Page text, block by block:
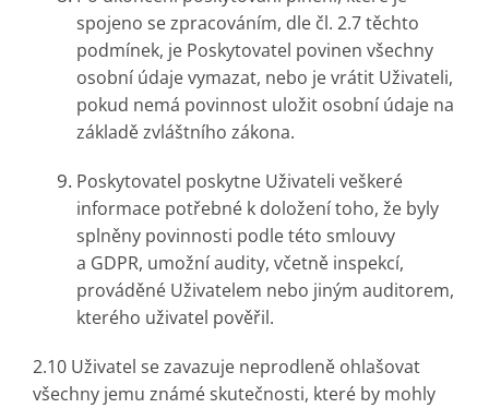
spojeno se zpracováním, dle čl. 2.7 těchto
podmínek, je Poskytovatel povinen všechny
osobní údaje vymazat, nebo je vrátit Uživateli,
pokud nemá povinnost uložit osobní údaje na
základě zvláštního zákona.
Poskytovatel poskytne Uživateli veškeré
informace potřebné k doložení toho, že byly
splněny povinnosti podle této smlouvy
a GDPR, umožní audity, včetně inspekcí,
prováděné Uživatelem nebo jiným auditorem,
kterého uživatel pověřil.
2.10 Uživatel se zavazuje neprodleně ohlašovat
všechny jemu známé skutečnosti, které by mohly